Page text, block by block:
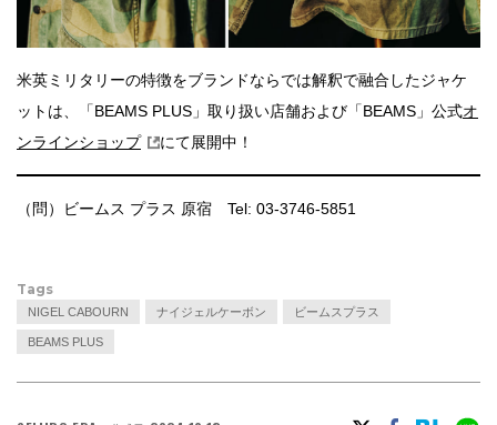
米英ミリタリーの特徴をブランドならでは解釈で融合したジャケ
ットは、「BEAMS PLUS」取り扱い店舗および「BEAMS」公式オ
ンラインショップ
にて展開中！
（問）ビームス プラス 原宿 Tel: 03-3746-5851
Tags
NIGEL CABOURN ナイジェルケーボン ビームスプラス
BEAMS PLUS